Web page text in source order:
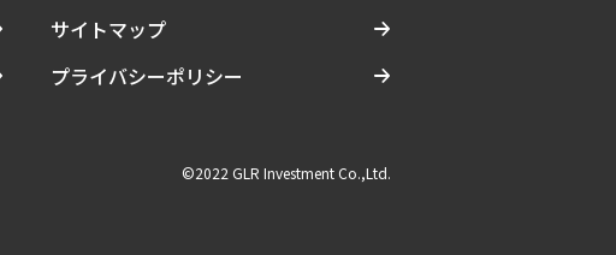
サイトマップ
プライバシーポリシー
©2022 GLR Investment Co.,Ltd.